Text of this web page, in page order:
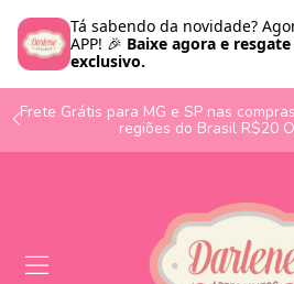
Frete Grátis para MG e SP nas
regiões do Brasil R$20